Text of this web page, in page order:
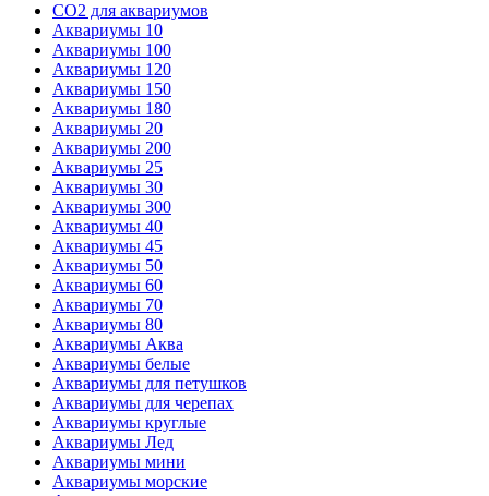
CO2 для аквариумов
Аквариумы 10
Аквариумы 100
Аквариумы 120
Аквариумы 150
Аквариумы 180
Аквариумы 20
Аквариумы 200
Аквариумы 25
Аквариумы 30
Аквариумы 300
Аквариумы 40
Аквариумы 45
Аквариумы 50
Аквариумы 60
Аквариумы 70
Аквариумы 80
Аквариумы Аква
Аквариумы белые
Аквариумы для петушков
Аквариумы для черепах
Аквариумы круглые
Аквариумы Лед
Аквариумы мини
Аквариумы морские